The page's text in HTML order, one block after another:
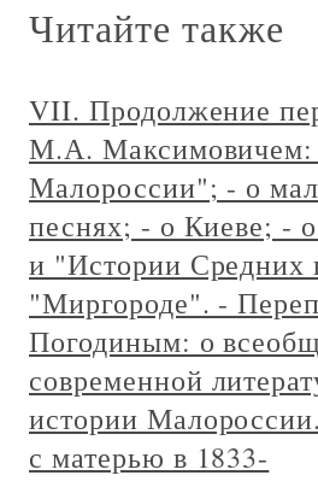
Читайте также
VII. Продолжение
М.А. Максимовичем:
Малороссии"; - о
песнях; - о Киеве; -
и "Истории Средних
"Миргороде". -
Погодиным: о
современной
истории
с матерью в 1833-